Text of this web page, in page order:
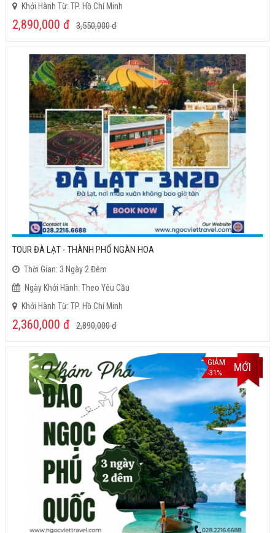
Khởi Hành Từ: TP. Hồ Chí Minh
2,890,000 đ 3,550,000đ
TOUR ĐÀ LẠT - THÀNH PHỐ NGÀN HOA
Thời Gian: 3 Ngày 2 Đêm
Ngày Khởi Hành: Theo Yêu Cầu
Khởi Hành Từ: TP. Hồ Chí Minh
2,360,000 đ 2,890,000đ
GIẢM
-31%
MỚI